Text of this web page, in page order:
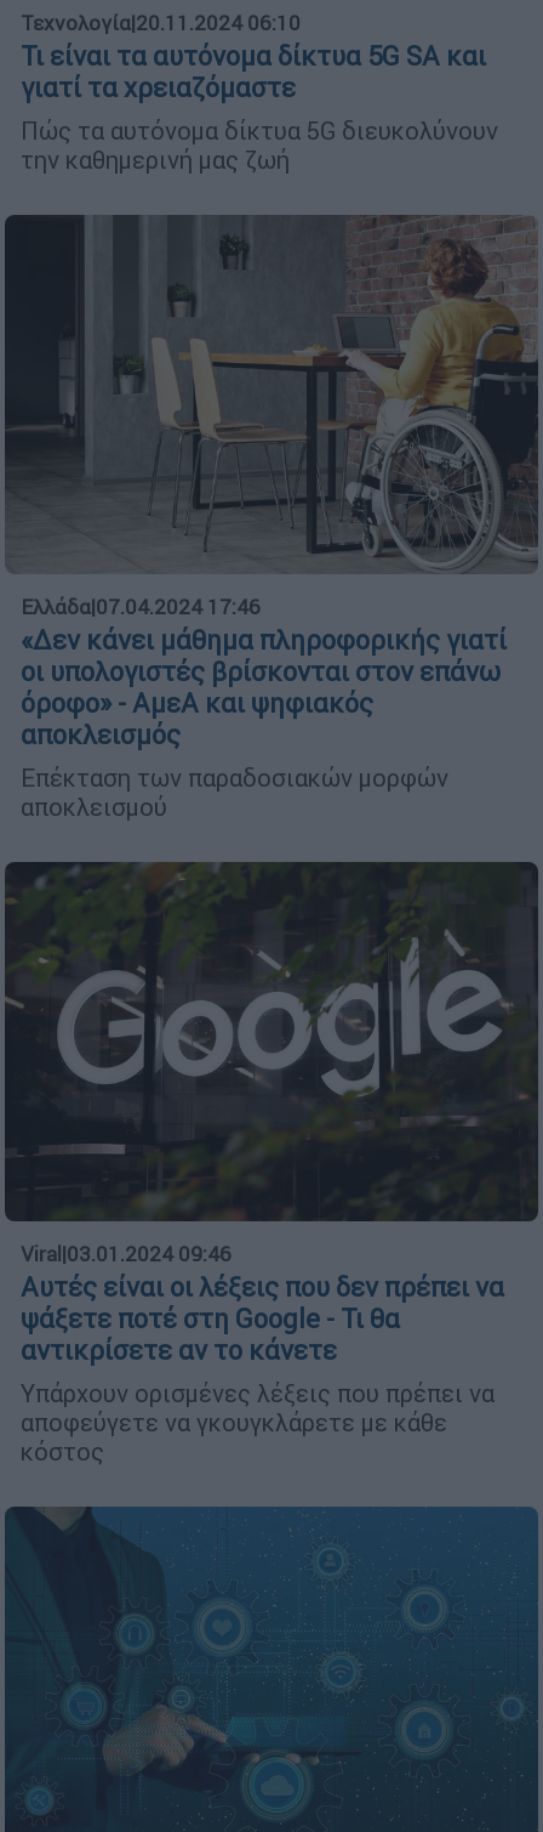
Τεχνολογία|20.11.2024 06:10
Τι είναι τα αυτόνομα δίκτυα 5G SA και
γιατί τα χρειαζόμαστε
Πώς τα αυτόνομα δίκτυα 5G διευκολύνουν
την καθημερινή μας ζωή
Ελλάδα|07.04.2024 17:46
«Δεν κάνει μάθημα πληροφορικής γιατί
οι υπολογιστές βρίσκονται στον επάνω
όροφο» - ΑμεΑ και ψηφιακός
αποκλεισμός
Επέκταση των παραδοσιακών μορφών
αποκλεισμού
Viral |03.01.2024 09:46
Αυτές είναι οι λέξεις που δεν πρέπει να
ψάξετε ποτέ στη Google - Τι θα
αντικρίσετε αν το κάνετε
Υπάρχουν ορισμένες λέξεις που πρέπει να
αποφεύγετε να γκουγκλάρετε με κάθε
κόστος